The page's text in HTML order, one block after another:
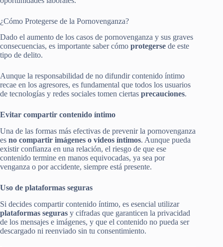
¿Cómo Protegerse de la Pornovenganza?
Dado el aumento de los casos de pornovenganza y sus graves
consecuencias, es importante saber cómo protegerse de este
tipo de delito.
Aunque la responsabilidad de no difundir contenido íntimo
recae en los agresores, es fundamental que todos los usuarios
de tecnologías y redes sociales tomen ciertas precauciones.
Evitar compartir contenido íntimo
Una de las formas más efectivas de prevenir la pornovenganza
es no compartir imágenes o videos íntimos. Aunque pueda
existir confianza en una relación, el riesgo de que ese
contenido termine en manos equivocadas, ya sea por
venganza o por accidente, siempre está presente.
Uso de plataformas seguras
Si decides compartir contenido íntimo, es esencial utilizar
plataformas seguras y cifradas que garanticen la privacidad
de los mensajes e imágenes, y que el contenido no pueda ser
descargado ni reenviado sin tu consentimiento.